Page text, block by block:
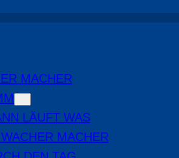
MACHER
LÄUFT WAS
MACHER